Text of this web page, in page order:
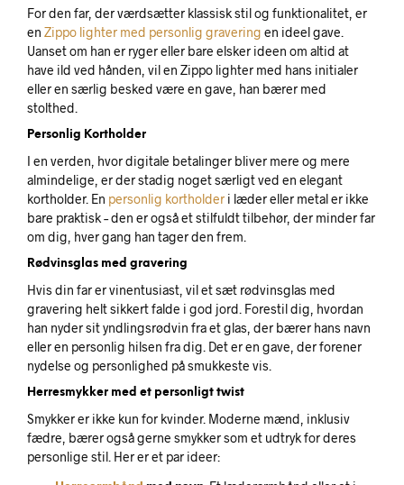
For den far, der værdsætter klassisk stil og funktionalitet, er
en Zippo lighter med personlig gravering en ideel gave.
Uanset om han er ryger eller bare elsker ideen om altid at
have ild ved hånden, vil en Zippo lighter med hans initialer
eller en særlig besked være en gave, han bærer med
stolthed.
Personlig Kortholder
I en verden, hvor digitale betalinger bliver mere og mere
almindelige, er der stadig noget særligt ved en elegant
kortholder. En personlig kortholder i læder eller metal er ikke
bare praktisk – den er også et stilfuldt tilbehør, der minder far
om dig, hver gang han tager den frem.
Rødvinsglas med gravering
Hvis din far er vinentusiast, vil et sæt rødvinsglas med
gravering helt sikkert falde i god jord. Forestil dig, hvordan
han nyder sit yndlingsrødvin fra et glas, der bærer hans navn
eller en personlig hilsen fra dig. Det er en gave, der forener
nydelse og personlighed på smukkeste vis.
Herresmykker med et personligt twist
Smykker er ikke kun for kvinder. Moderne mænd, inklusiv
fædre, bærer også gerne smykker som et udtryk for deres
personlige stil. Her er et par ideer: